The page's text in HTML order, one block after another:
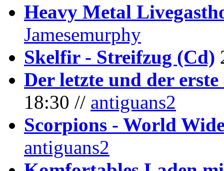
Heavy Metal
Jamesemurphy
Skelfir - Streifzug (Cd)
Der letzte und der erste
18:30 // antiguans2
Scorpions - World
antiguans2